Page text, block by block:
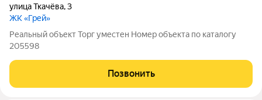
улица Ткачёва,3
ЖК «Грей»
Реальный объект Торг уместен Номер объекта по каталогу
205598
Позвонить